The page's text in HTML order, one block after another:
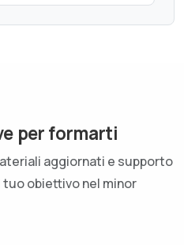
per formarti
aggiornati e supporto
obiettivo nel minor